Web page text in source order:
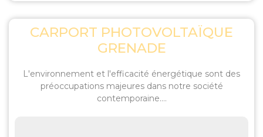
CARPORT PHOTOVOLTAÏQUE
GRENADE
L'environnement et l'efficacité énergétique sont des
préoccupations majeures dans notre société
contemporaine....